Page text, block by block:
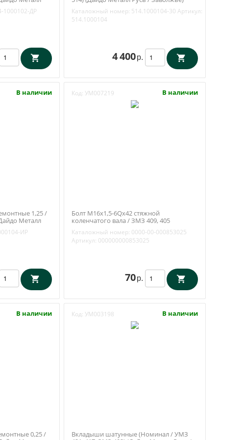
1000102-ДР
Каталожный номер: 514.1000104-30 Артикул:
514.1000104
4 400 р.
В наличии
1,25 /
Металл
ИР
Код: УМ007219 В наличии
Болт М16х1,5-6Qх42 стяжной
коленчатого вала / ЗМЗ 409, 405
Каталожный номер: 0000-00-000853025
Артикул: 000000000853025
70 р.
В наличии
0,25 /
Код: УМ003198 В наличии
Вкладыши шатунные (Номинал / УМЗ